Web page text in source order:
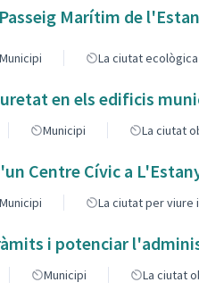
Marítim de
Municipi La ciutat ecològica
en els edificis
Municipi La ciutat
Centre Cívic a
Municipi La ciutat per viure
i potenciar
Municipi La ciutat